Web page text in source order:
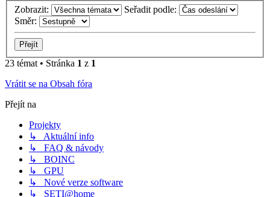
Zobrazit:
Seřadit podle:
Směr:
23 témat • Stránka 1 z 1
Vrátit se na Obsah fóra
Přejít na
Projekty
↳ Aktuální info
↳ FAQ & návody
↳ BOINC
↳ GPU
↳ Nové verze software
↳ SETI@home